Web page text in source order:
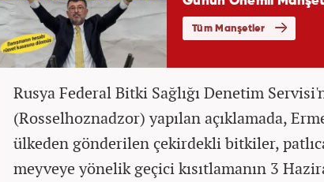
Rusya Federal Bitki Sağlığı Denetim
(Rosselhoznadzor) yapılan açıklamada,
ülkeden gönderilen çekirdekli bitkiler,
meyveye yönelik geçici kısıtlamanın 3